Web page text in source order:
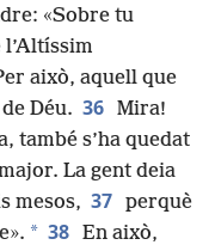
«Sobre tu
això, aquell que
Déu. 36 Mira!
també s’ha quedat
La gent deia
mesos, 37 perquè
* 38 En això,